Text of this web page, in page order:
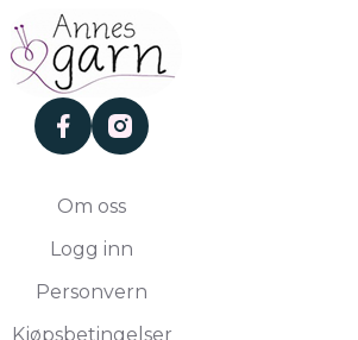
facebookinstagram
Om oss
Logg inn
Personvern
Kjøpsbetingelser